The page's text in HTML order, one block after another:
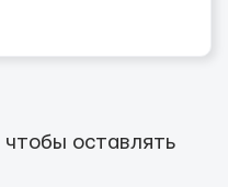
чтобы оставлять